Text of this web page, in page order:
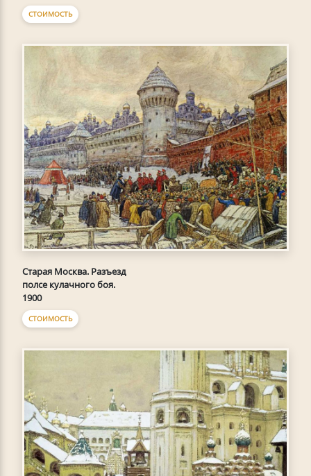
СТОИМОСТЬ
Старая Москва. Разъезд
полсе кулачного боя.
1900
СТОИМОСТЬ